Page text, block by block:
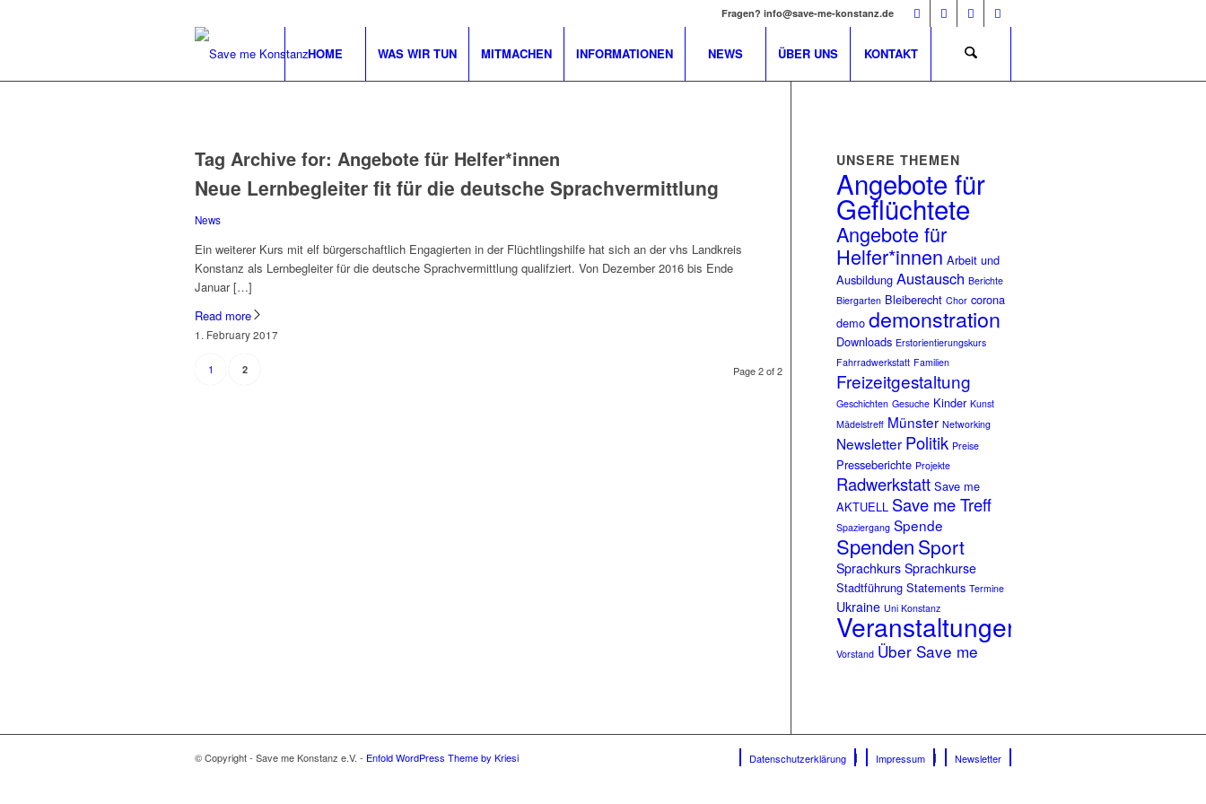
Fragen? info@save-me-konstanz.de
HOME WAS WIR TUN MITMACHEN INFORMATIONEN NEWS ÜBER UNS KONTAKT
Tag Archive for: Angebote für Helfer*innen
Neue Lernbegleiter fit für die deutsche Sprachvermittlung
News
Ein weiterer Kurs mit elf bürgerschaftlich Engagierten in der Flüchtlingshilfe hat sich an der vhs Landkreis
Konstanz als Lernbegleiter für die deutsche Sprachvermittlung qualifziert. Von Dezember 2016 bis Ende
Januar […]
Read more
1. February 2017
Page 2 of 2
1 2
UNSERE THEMEN
Angebote für
Geflüchtete
Angebote für
Helfer*innen Arbeit und
Ausbildung Austausch Berichte
Biergarten Bleiberecht Chor corona
demo demonstration
Downloads Erstorientierungskurs
Fahrradwerkstatt Familien
Freizeitgestaltung
Geschichten Gesuche Kinder Kunst
Mädelstreff Münster Networking
Newsletter Politik Preise
Presseberichte Projekte
Radwerkstatt Save me
AKTUELL Save me Treff
Spaziergang Spende
Spenden Sport
Sprachkurs Sprachkurse
Stadtführung Statements Termine
Ukraine Uni Konstanz
Veranstaltungen
Vorstand Über Save me
© Copyright - Save me Konstanz e.V. - Enfold WordPress Theme by Kriesi Datenschutzerklärung Impressum Newsletter